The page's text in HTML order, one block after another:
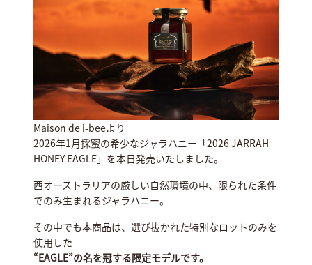
Maison de i-beeより
2026年1月採蜜の希少なジャラハニー「2026 JARRAH
HONEY EAGLE」を本日発売いたしました。
西オーストラリアの厳しい自然環境の中、限られた条件
でのみ生まれるジャラハニー。
その中でも本商品は、選び抜かれた特別なロットのみを
使用した
“EAGLE”の名を冠する限定モデルです。